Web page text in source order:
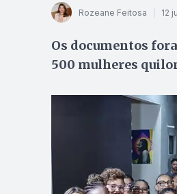
Rozeane Feitosa 12
Os documentos
500 mulheres